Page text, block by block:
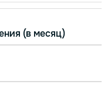
(в месяц)